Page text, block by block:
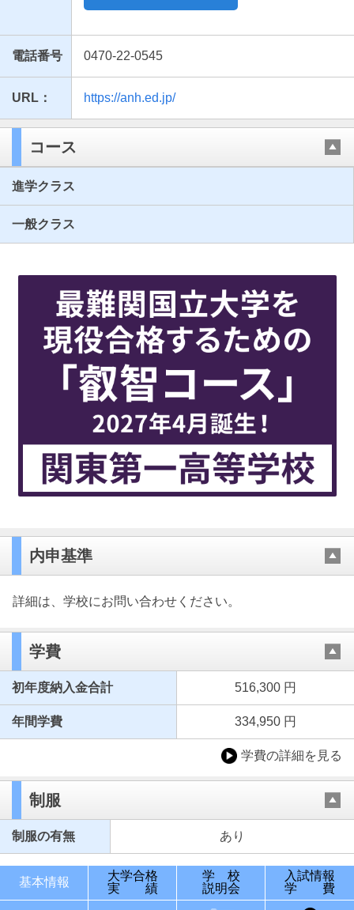
ブックマークした学校
電話番号 0470-22-0545
URL： https://anh.ed.jp/
コース
進学クラス
一般クラス
内申基準
詳細は、学校にお問い合わせください。
学費
初年度納入金合計 516,300 円
年間学費 334,950 円
学費の詳細を見る
制服
制服の有無 あり
基本情報
大学合格
実 績
学 校
説明会
入試情報
学 費